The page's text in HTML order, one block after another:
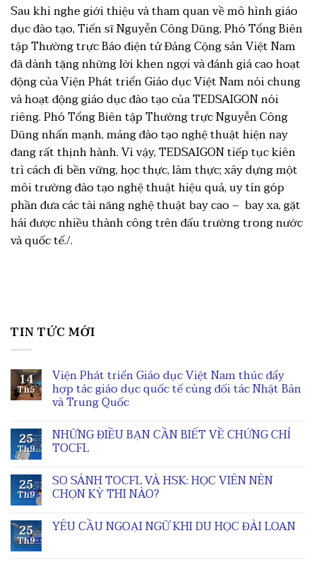
Sau khi nghe giới thiệu và tham quan về mô hình giáo
dục đào tạo, Tiến sĩ Nguyễn Công Dũng, Phó Tổng Biên
tập Thường trực Báo điện tử Đảng Cộng sản Việt Nam
đã dành tặng những lời khen ngợi và đánh giá cao hoạt
động của Viện Phát triển Giáo dục Việt Nam nói chung
và hoạt động giáo dục đào tạo của TEDSAIGON nói
riêng. Phó Tổng Biên tập Thường trực Nguyễn Công
Dũng nhấn mạnh, mảng đào tạo nghệ thuật hiện nay
đang rất thịnh hành. Vì vậy, TEDSAIGON tiếp tục kiên
trì cách đi bền vững, học thực, làm thực; xây dựng một
môi trường đào tạo nghệ thuật hiệu quả, uy tín góp
phần đưa các tài năng nghệ thuật bay cao – bay xa, gặt
hái được nhiều thành công trên đấu trường trong nước
và quốc tế./.
TIN TỨC MỚI
14
Th5
Viện Phát triển Giáo dục Việt Nam thúc đẩy
hợp tác giáo dục quốc tế cùng đối tác Nhật Bản
và Trung Quốc
25
Th9
NHỮNG ĐIỀU BẠN CẦN BIẾT VỀ CHỨNG CHỈ
TOCFL
25
Th9
SO SÁNH TOCFL VÀ HSK: HỌC VIÊN NÊN
CHỌN KỲ THI NÀO?
25
Th9
YÊU CẦU NGOẠI NGỮ KHI DU HỌC ĐÀI LOAN